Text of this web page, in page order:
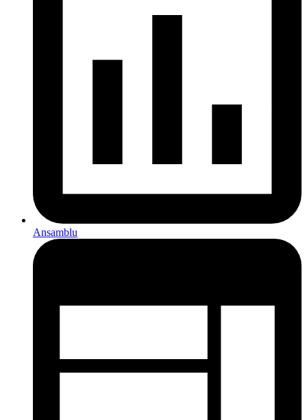
Ansamblu